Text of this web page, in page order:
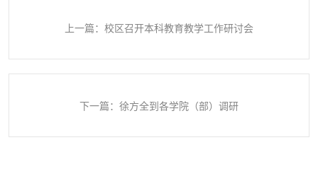
上一篇：校区召开本科教育教学工作研讨会
下一篇：徐方全到各学院（部）调研